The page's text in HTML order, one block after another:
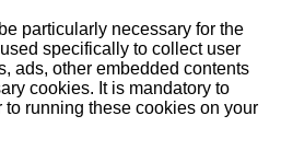
particularly necessary for the
specifically to collect user
ads, other embedded contents
cookies. It is mandatory to
to running these cookies on your